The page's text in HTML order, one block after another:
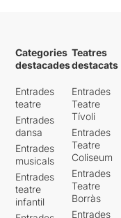
Categories
destacades
Entrades
teatre
Entrades
dansa
Entrades
musicals
Entrades
teatre
infantil
Teatres
destacats
Entrades
Teatre
Tívoli
Entrades
Teatre
Coliseum
Entrades
Teatre
Borràs
Entrades